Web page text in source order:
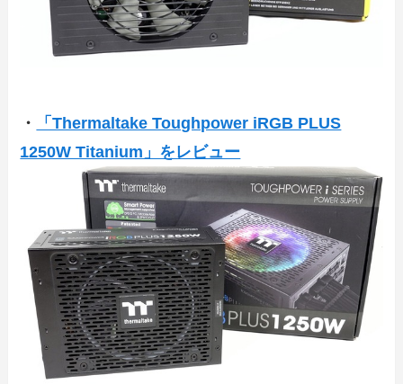
・
「Thermaltake Toughpower iRGB PLUS
1250W Titanium」をレビュー